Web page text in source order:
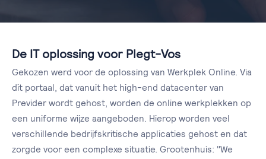
De IT oplossing voor Plegt-Vos
Gekozen werd voor de oplossing van Werkplek Online. Via
dit portaal, dat vanuit het high-end datacenter van
Previder wordt gehost, worden de online werkplekken op
een uniforme wijze aangeboden. Hierop worden veel
verschillende bedrijfskritische applicaties gehost en dat
zorgde voor een complexe situatie. Grootenhuis: "We